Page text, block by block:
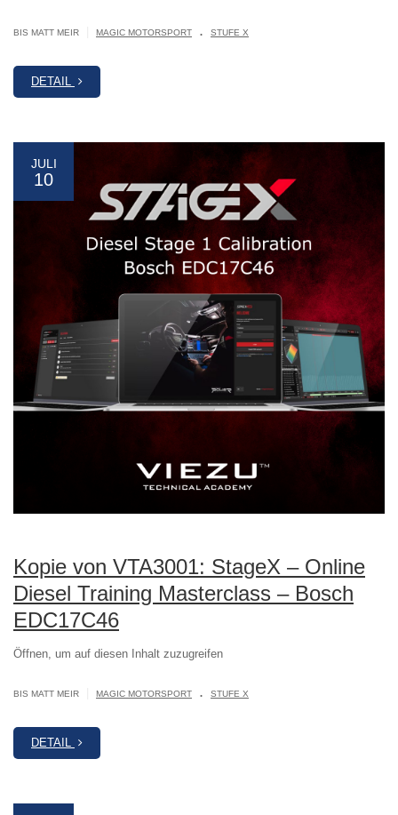
BIS MATT MEIR MAGIC MOTORSPORT . STUFE X
DETAIL
JULI
10
Kopie von VTA3001: StageX – Online
Diesel Training Masterclass – Bosch
EDC17C46
Öffnen, um auf diesen Inhalt zuzugreifen
BIS MATT MEIR MAGIC MOTORSPORT . STUFE X
DETAIL